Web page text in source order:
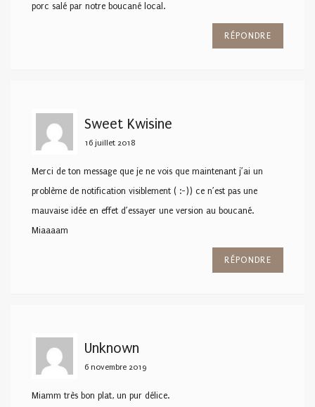
porc salé par notre boucané local.
RÉPONDRE
Sweet Kwisine
16 juillet 2018
Merci de ton message que je ne vois que maintenant j’ai un
problème de notification visiblement ( :-)) ce n’est pas une
mauvaise idée en effet d’essayer une version au boucané.
Miaaaam
RÉPONDRE
Unknown
6 novembre 2019
Miamm très bon plat, un pur délice.